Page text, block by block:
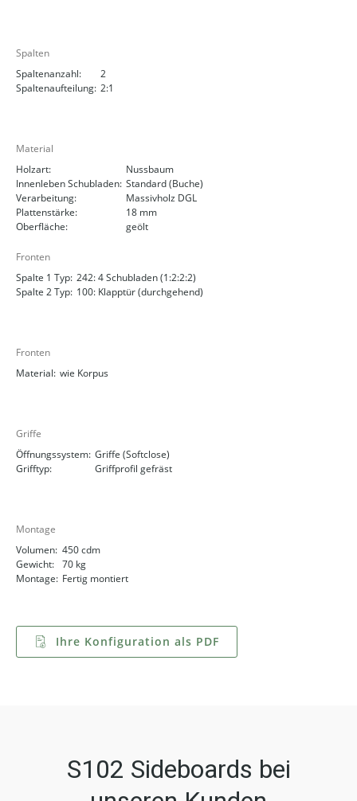
Spalten
Spaltenanzahl:
2
Spaltenaufteilung: 2:1
Material
Holzart:
Nussbaum
Innenleben Schubladen: Standard (Buche)
Verarbeitung:
Massivholz DGL
Plattenstärke:
18 mm
Oberfläche:
geölt
Fronten
Spalte 1 Typ: 242: 4 Schubladen (1:2:2:2)
Spalte 2 Typ: 100: Klapptür (durchgehend)
Fronten
Material: wie Korpus
Griffe
Öffnungssystem: Griffe (Softclose)
Grifftyp:
Griffprofil gefräst
Montage
Volumen: 450 cdm
Gewicht: 70 kg
Montage: Fertig montiert
Ihre Konfiguration als PDF
S102 Sideboards bei